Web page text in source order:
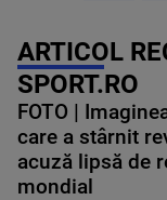
ARTICOL
SPORT.RO
FOTO |
care a stârnit
acuză lipsă de
mondial